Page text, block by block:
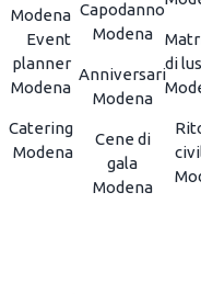
Modena
Event
planner
Modena
Catering
Modena
Capodanno
Modena
Anniversari
Modena
Cene di
gala
Modena
di